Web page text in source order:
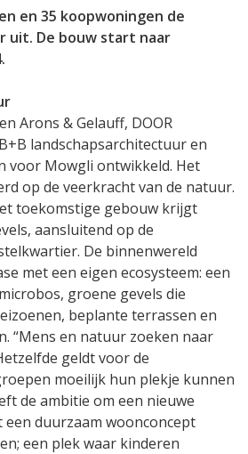
en 35 koopwoningen de
uit. De bouw start naar
Arons & Gelauff, DOOR
landschapsarchitectuur en
voor Mowgli ontwikkeld. Het
op de veerkracht van de natuur.
toekomstige gebouw krijgt
aansluitend op de
De binnenwereld
met een eigen ecosysteem: een
groene gevels die
beplante terrassen en
“Mens en natuur zoeken naar
geldt voor de
moeilijk hun plekje kunnen
de ambitie om een nieuwe
een duurzaam woonconcept
een plek waar kinderen